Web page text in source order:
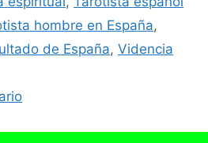
hombre en España,
de España, Videncia